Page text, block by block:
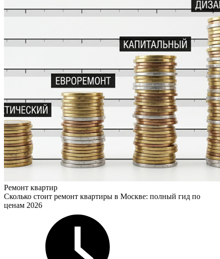
Ремонт квартир
Сколько стоит ремонт квартиры в Москве: полный гид по
ценам 2026